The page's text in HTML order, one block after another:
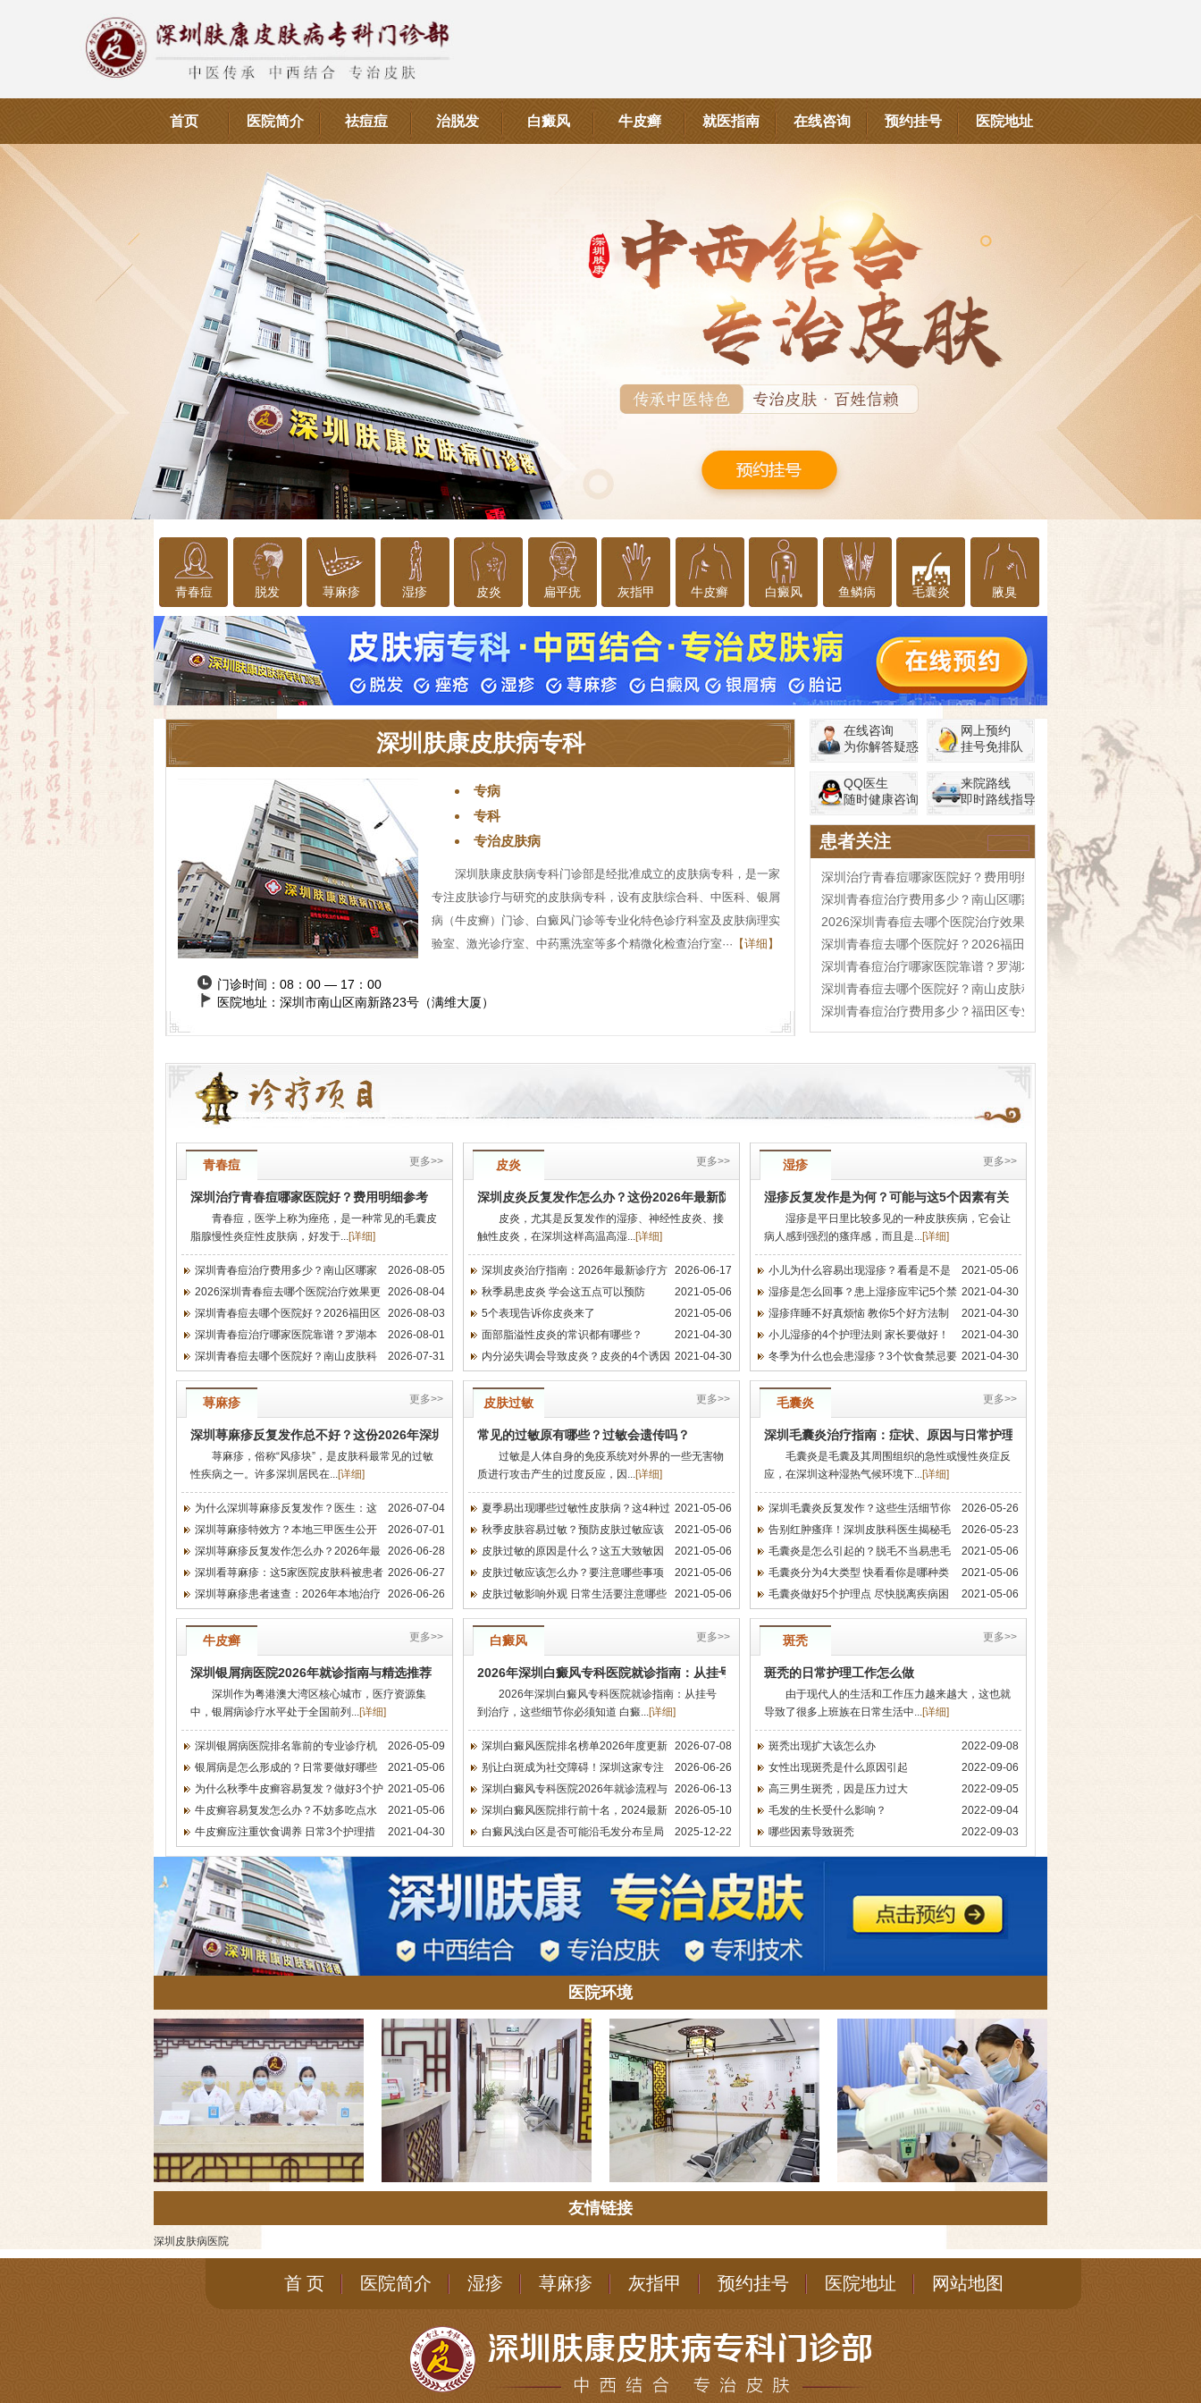
首页 医院简介 祛痘痘 治脱发 白癜风 牛皮癣 就医指南 在线咨询 预约挂号 医院地址
青春痘 脱发 荨麻疹 湿疹 皮炎 扁平疣 灰指甲 牛皮癣 白癜风 鱼鳞病 毛囊炎 腋臭
深圳肤康皮肤病专科
专病
专科
专治皮肤病
深圳肤康皮肤病专科门诊部是经批准成立的皮肤病专科，是一家
专注皮肤诊疗与研究的皮肤病专科，设有皮肤综合科、中医科、银屑
病（牛皮癣）门诊、白癜风门诊等专业化特色诊疗科室及皮肤病理实
验室、激光诊疗室、中药熏洗室等多个精微化检查治疗室··· 【详细】
门诊时间：08：00 — 17：00
医院地址：深圳市南山区南新路23号（满维大厦）
在线咨询
为你解答疑惑
网上预约
挂号免排队
QQ医生
随时健康咨询
来院路线
即时路线指导
患者关注
深圳治疗青春痘哪家医院好？费用明细参考
深圳青春痘治疗费用多少？南山区哪家医院口碑好
2026深圳青春痘去哪个医院治疗效果更好
深圳青春痘去哪个医院好？2026福田区治疗费用参考
深圳青春痘治疗哪家医院靠谱？罗湖本地攻略
深圳青春痘去哪个医院好？南山皮肤科指南
深圳青春痘治疗费用多少？福田区专业医院推荐
青春痘 更多>>
深圳治疗青春痘哪家医院好？费用明细参考
青春痘，医学上称为痤疮，是一种常见的毛囊皮
脂腺慢性炎症性皮肤病，好发于...[详细]
深圳青春痘治疗费用多少？南山区哪家
2026-08-05
2026深圳青春痘去哪个医院治疗效果更
2026-08-04
深圳青春痘去哪个医院好？2026福田区
2026-08-03
深圳青春痘治疗哪家医院靠谱？罗湖本
2026-08-01
深圳青春痘去哪个医院好？南山皮肤科
2026-07-31
皮炎 更多>>
深圳皮炎反复发作怎么办？这份2026年最新防治指南请收好
皮炎，尤其是反复发作的湿疹、神经性皮炎、接
触性皮炎，在深圳这样高温高湿...[详细]
深圳皮炎治疗指南：2026年最新诊疗方 2026-06-17
秋季易患皮炎 学会这五点可以预防
2021-05-06
5个表现告诉你皮炎来了
2021-05-06
面部脂溢性皮炎的常识都有哪些？
2021-04-30
内分泌失调会导致皮炎？皮炎的4个诱因 2021-04-30
湿疹 更多>>
湿疹反复发作是为何？可能与这5个因素有关
湿疹是平日里比较多见的一种皮肤疾病，它会让
病人感到强烈的瘙痒感，而且是...[详细]
小儿为什么容易出现湿疹？看看是不是
2021-05-06
湿疹是怎么回事？患上湿疹应牢记5个禁 2021-04-30
湿疹痒睡不好真烦恼 教你5个好方法制
2021-04-30
小儿湿疹的4个护理法则 家长要做好！
2021-04-30
冬季为什么也会患湿疹？3个饮食禁忌要 2021-04-30
荨麻疹 更多>>
深圳荨麻疹反复发作总不好？这份2026年深圳正规医院就诊指南请收好，皮肤科专家帮你少走弯路
荨麻疹，俗称“风疹块”，是皮肤科最常见的过敏
性疾病之一。许多深圳居民在...[详细]
为什么深圳荨麻疹反复发作？医生：这
2026-07-04
深圳荨麻疹特效方？本地三甲医生公开
2026-07-01
深圳荨麻疹反复发作怎么办？2026年最 2026-06-28
深圳看荨麻疹：这5家医院皮肤科被患者 2026-06-27
深圳荨麻疹患者速查：2026年本地治疗
2026-06-26
皮肤过敏 更多>>
常见的过敏原有哪些？过敏会遗传吗？
过敏是人体自身的免疫系统对外界的一些无害物
质进行攻击产生的过度反应，因...[详细]
夏季易出现哪些过敏性皮肤病？这4种过 2021-05-06
秋季皮肤容易过敏？预防皮肤过敏应该
2021-05-06
皮肤过敏的原因是什么？这五大致敏因
2021-05-06
皮肤过敏应该怎么办？要注意哪些事项
2021-05-06
皮肤过敏影响外观 日常生活要注意哪些
2021-05-06
毛囊炎 更多>>
深圳毛囊炎治疗指南：症状、原因与日常护理方法
毛囊炎是毛囊及其周围组织的急性或慢性炎症反
应，在深圳这种湿热气候环境下...[详细]
深圳毛囊炎反复发作？这些生活细节你
2026-05-26
告别红肿瘙痒！深圳皮肤科医生揭秘毛
2026-05-23
毛囊炎是怎么引起的？脱毛不当易患毛
2021-05-06
毛囊炎分为4大类型 快看看你是哪种类
2021-05-06
毛囊炎做好5个护理点 尽快脱离疾病困
2021-05-06
牛皮癣 更多>>
深圳银屑病医院2026年就诊指南与精选推荐
深圳作为粤港澳大湾区核心城市，医疗资源集
中，银屑病诊疗水平处于全国前列...[详细]
深圳银屑病医院排名靠前的专业诊疗机
2026-05-09
银屑病是怎么形成的？日常要做好哪些
2021-05-06
为什么秋季牛皮癣容易复发？做好3个护 2021-05-06
牛皮癣容易复发怎么办？不妨多吃点水
2021-05-06
牛皮癣应注重饮食调养 日常3个护理措
2021-04-30
白癜风 更多>>
2026年深圳白癜风专科医院就诊指南：从挂号到治疗，这些细节你必须知道
2026年深圳白癜风专科医院就诊指南：从挂号
到治疗，这些细节你必须知道 白癜...[详细]
深圳白癜风医院排名榜单2026年度更新 2026-07-08
别让白斑成为社交障碍！深圳这家专注
2026-06-26
深圳白癜风专科医院2026年就诊流程与 2026-06-13
深圳白癜风医院排行前十名，2024最新 2026-05-10
白癜风浅白区是否可能沿毛发分布呈局
2025-12-22
斑秃 更多>>
斑秃的日常护理工作怎么做
由于现代人的生活和工作压力越来越大，这也就
导致了很多上班族在日常生活中...[详细]
斑秃出现扩大该怎么办
2022-09-08
女性出现斑秃是什么原因引起
2022-09-06
高三男生斑秃，因是压力过大
2022-09-05
毛发的生长受什么影响？
2022-09-04
哪些因素导致斑秃
2022-09-03
医院环境
友情链接
深圳皮肤病医院
首 页 医院简介 湿疹 荨麻疹 灰指甲 预约挂号 医院地址 网站地图